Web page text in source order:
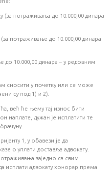
(за потраживања до 10.000,00 динара
потраживање до 10.000,00 динара
до 10.000,00 динара – у редовним
сносити у почетку или се може
су под 1) и 2).
већ ће њему тај износ бити
наплате, дужан је исплатити те
1, у обавези је да
о уплати доставља адвокату.
заједно са свим
исплати адвокату хонорар према